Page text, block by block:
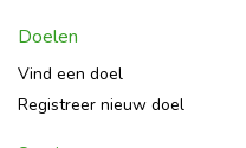
Doelen
Vind een doel
Registreer nieuw doel